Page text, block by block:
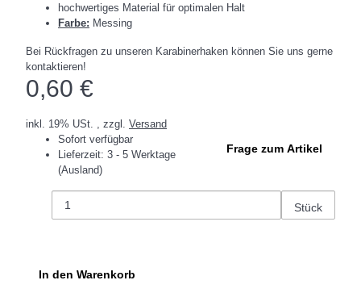
hochwertiges Material für optimalen Halt
Farbe: Messing
Bei Rückfragen zu unseren Karabinerhaken können Sie uns gerne
kontaktieren!
0,60 €
inkl. 19% USt. , zzgl. Versand
Sofort verfügbar
Lieferzeit: 3 - 5 Werktage
(Ausland)
Frage zum Artikel
Stück
In den Warenkorb